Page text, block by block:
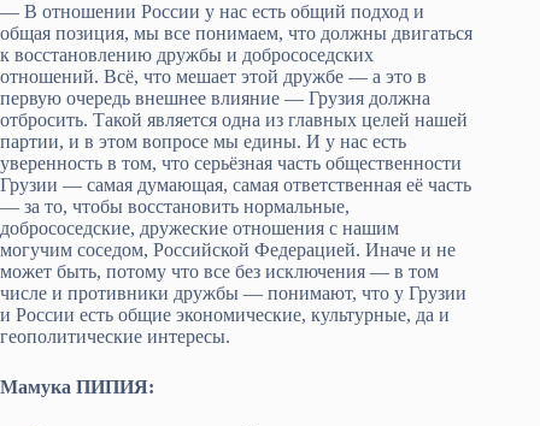
— В отношении России у нас есть общий подход и
общая позиция, мы все понимаем, что должны двигаться
к восстановлению дружбы и добрососедских
отношений. Всё, что мешает этой дружбе — а это в
первую очередь внешнее влияние — Грузия должна
отбросить. Такой является одна из главных целей нашей
партии, и в этом вопросе мы едины. И у нас есть
уверенность в том, что серьёзная часть общественности
Грузии — самая думающая, самая ответственная её часть
— за то, чтобы восстановить нормальные,
добрососедские, дружеские отношения с нашим
могучим соседом, Российской Федерацией. Иначе и не
может быть, потому что все без исключения — в том
числе и противники дружбы — понимают, что у Грузии
и России есть общие экономические, культурные, да и
геополитические интересы.
Мамука ПИПИЯ: